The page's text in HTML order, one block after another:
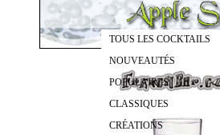
TOUS LES COCKTAILS
NOUVEAUTÉS
POPULAIRES
CLASSIQUES
CRÉATIONS